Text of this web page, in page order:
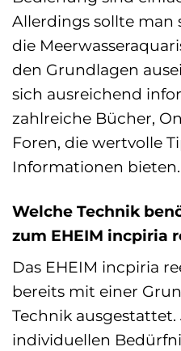
Allerdings sollte man
die
den Grundlagen
sich ausreichend
zahlreiche Bücher,
Foren, die wertvolle
Informationen bieten.
Welche Technik
zum EHEIM incpiria
Das EHEIM incpiria
bereits mit einer
Technik ausgestattet.
individuellen